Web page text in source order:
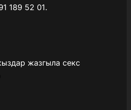
189 52 01.
жазгыла секс